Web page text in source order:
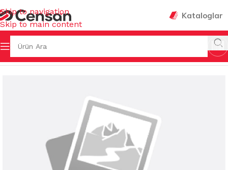
Skip to navigation
Skip to main content
Kataloglar
Ana Sayfa